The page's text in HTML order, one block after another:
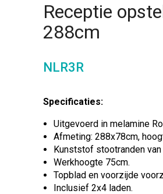
Receptie
288cm
NLR3R
Specificaties:
Uitgevoerd in melamine
Afmeting: 288x78cm,
Kunststof stootranden van
Werkhoogte 75cm.
Topblad en voorzijde
Inclusief 2x4 laden.